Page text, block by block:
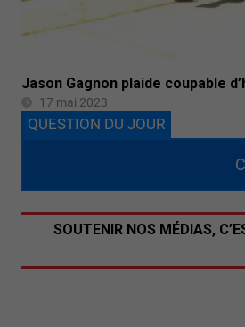
Jason Gagnon plaide coupable
17 mai 2023
QUESTION DU JOUR
SOUTENIR NOS MÉDIAS,